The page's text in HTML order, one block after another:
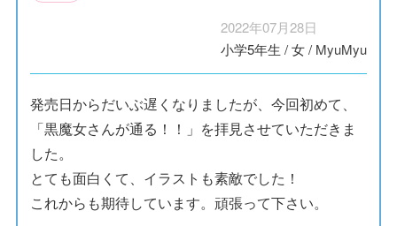
2022年07月28日
小学5年生 /女/ MyuMyu
発売日からだいぶ遅くなりましたが、今回初めて、
「黒魔女さんが通る！！」を拝見させていただきま
した。
とても面白くて、イラストも素敵でした！
これからも期待しています。頑張って下さい。